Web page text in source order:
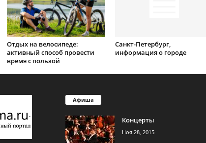
Отдых на велосипеде:
активный способ провести
время с пользой
Санкт-Петербург,
информация о городе
Афиша
Концерты
Ноя 28, 2015